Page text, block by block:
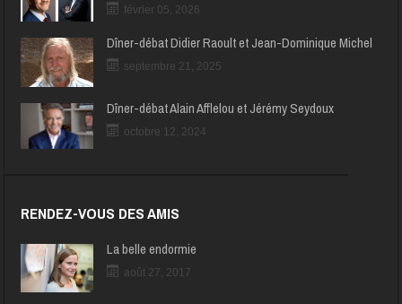
février 05, 2026
Dîner-débat Didier Raoult et Jean-Dominique Michel
septembre 21, 2025
Dîner-débat Alain Afflelou et Jérémy Seydoux
octobre 12, 2024
RENDEZ-VOUS DES AMIS
La belle endormie
août 27, 2017